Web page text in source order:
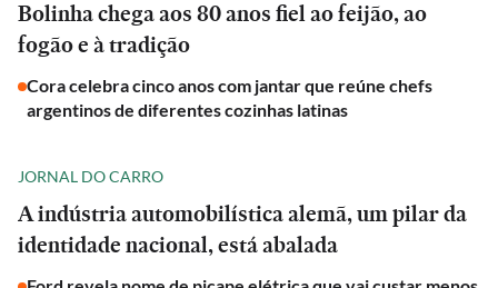
Bolinha chega aos 80 anos fiel ao feijão, ao
fogão e à tradição
Cora celebra cinco anos com jantar que reúne chefs
argentinos de diferentes cozinhas latinas
JORNAL DO CARRO
A indústria automobilística alemã, um pilar da
identidade nacional, está abalada